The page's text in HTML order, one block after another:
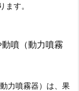
す。
噴（動力噴霧
力噴霧器）は、果